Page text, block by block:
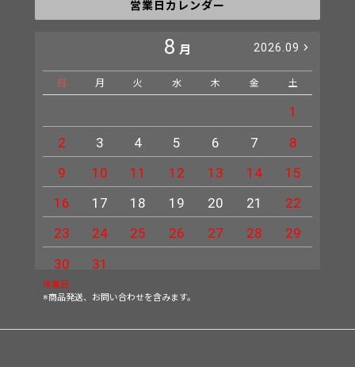
営業日カレンダー
8 月 2026.09
日 月 火 水 木 金 土
1
2
3 4 5 6 7
8
9
10 11 12 13 14
15
16
17 18 19 20 21
22
23
24 25 26 27 28
29
30
31
休業日
※商品発送、お問い合わせを含みます。